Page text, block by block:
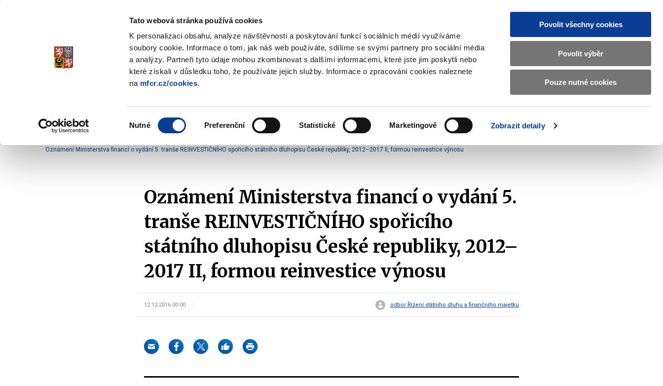
Tato webová stránka používá cookies
K personalizaci obsahu, analýze návštěvnosti a poskytování funkcí sociálních médií využíváme
soubory cookie. Informace o tom, jak náš web používáte, sdílíme se svými partnery pro sociální média
a analýzy. Partneři tyto údaje mohou zkombinovat s dalšími informacemi, které jste jim poskytli nebo
které získali v důsledku toho, že používáte jejich služby. Informace o zpracování cookies naleznete
na mfcr.cz/cookies.
Nutné Preferenční Statistické Marketingové Zobrazit detaily
Povolit všechny cookies
Povolit výběr
Pouze nutné cookies
Spořicí státní dluhopisy
Stabilita, Spolehlivost, Důvěryhodnost Vyhledat
Pohybujte
šipkami
pro
našeptaných
MAJETKOVÝ ÚČET
submenu
dluhopisech
submenu
investovat
submenu
Užitečné
submenu
a
oznámení
Kontakty
Oznámení Ministerstva financí o vydání 5. tranše REINVESTIČNÍHO spořicího státního dluhopisu České republiky, 2012–2017 II, formou reinvestice výnosu
Oznámení Ministerstva financí o vydání 5.
tranše REINVESTIČNÍHO spořicího
státního dluhopisu České republiky, 2012–
2017 II, formou reinvestice výnosu
12.12.2016 00:00 odbor Řízení státního dluhu a finančního majetku